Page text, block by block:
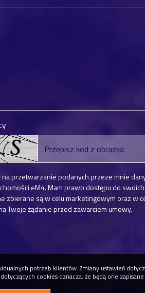
na przetwarzanie podanych przeze mnie
eM4. Mam prawo dostępu do
zbierane są w celu marketingowym oraz w
Twoje żądanie przed zawarciem umowy.
potrzeb klientów. Zmiany ustawień
cookies oznacza, że będą one